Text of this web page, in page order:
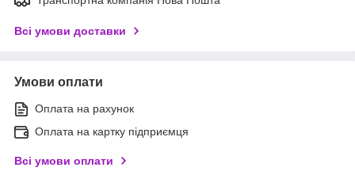
Всі умови доставки
Умови оплати
Оплата на рахунок
Оплата на картку підприємця
Всі умови оплати